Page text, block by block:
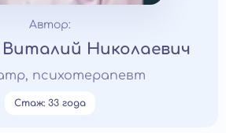
Автор:
Николаевич
психотерапевт
Стаж: 33 года